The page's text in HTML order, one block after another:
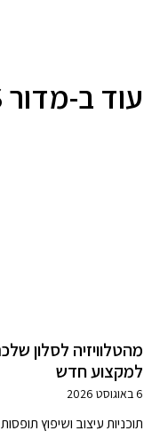
עוד ב-מדור STARS פתח תקווה
מהטלוויזיה לסלון
למקצוע חדש
6 באוגוסט 2026
תוכניות עיצוב ושיפוץ